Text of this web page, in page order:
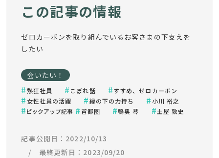
この記事の情報
ゼロカーボンを取り組んでいるお客さまの下支えを
したい
会いたい！
熱狂社員 こぼれ話
すすめ、ゼロカーボン
女性社員の活躍
縁の下の力持ち
小川 裕之
ピックアップ記事
首都圏 鴨奥 琴 土屋 敦史
記事公開日：2022/10/13
最終更新日：2023/09/20